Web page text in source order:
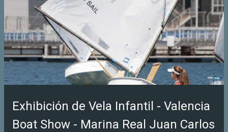
Exhibición de Vela Infantil - Valencia
Boat Show - Marina Real Juan Carlos